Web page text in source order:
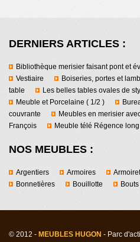
DERNIERS ARTICLES :
Bibliothèque merisier faisant pont et
Vestiaire
Boiseries, portes et
table
Les belles tables ovales de
Meuble et Porcelaine ( 1/2 )
couvrante
Meubles en merisier
François
Meuble télé Régence long
NOS MEUBLES :
Argentiers Armoires
Bonnetières
Bouillotte
© 2012 - MEUBLES HUGON - Parc